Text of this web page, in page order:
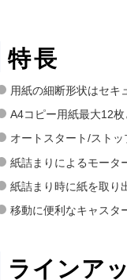
特長
用紙の細断形状はセキ
A4コピー用紙最大12
オートスタート/スト
紙詰まりによるモータ
紙詰まり時に紙を取り
移動に便利なキャスタ
ラインア